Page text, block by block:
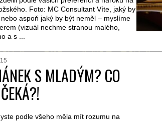
Foto: MC Consultant Víte, jaký by
aspoň jaký by být neměl – myslíme
(vizuál nechme stranou malého,
a s ...
S MLADÝM? CO
podle všeho měla mít rozumu na